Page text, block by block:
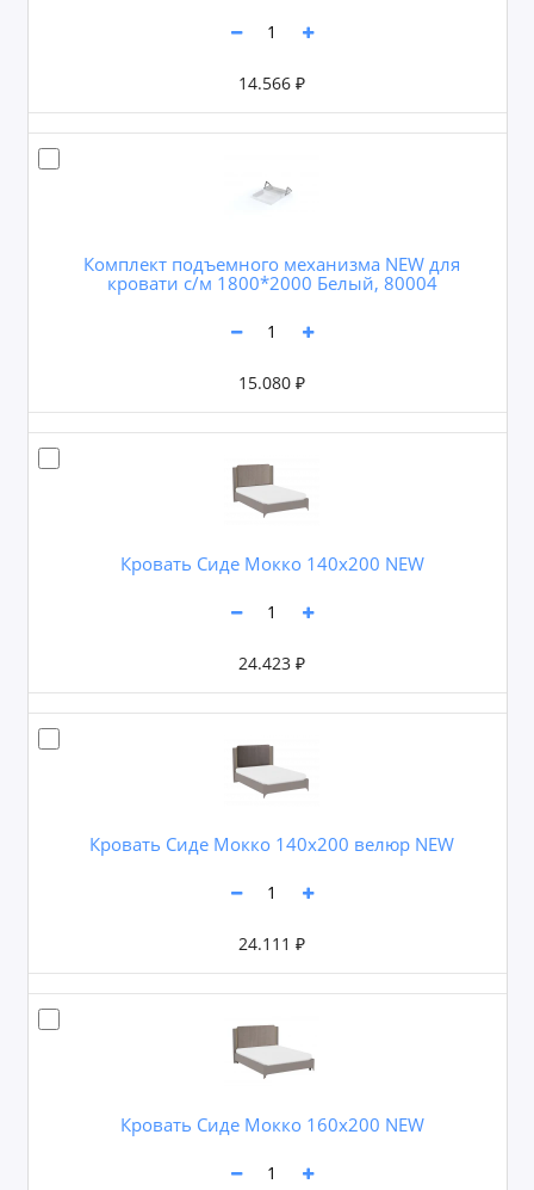
14.566 ₽
Комплект подъемного механизма NEW для
кровати с/м 1800*2000 Белый, 80004
15.080 ₽
Кровать Сиде Мокко 140х200 NEW
24.423 ₽
Кровать Сиде Мокко 140х200 велюр NEW
24.111 ₽
Кровать Сиде Мокко 160х200 NEW